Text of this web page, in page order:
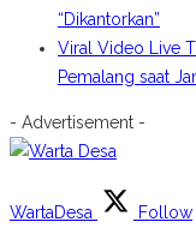
“Dikantorkan”
Viral Video Live
Pemalang saat
- Advertisement -
WartaDesa Follow